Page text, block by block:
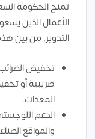
تمنح الحكومة
الأعمال الذين
التدوير. من بين
تخفيض
ضريبية أو
المعدات.
الدعم
والمواقع